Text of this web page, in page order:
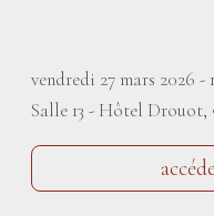
vendredi 27 mars 2026 -
Salle 13 - Hôtel